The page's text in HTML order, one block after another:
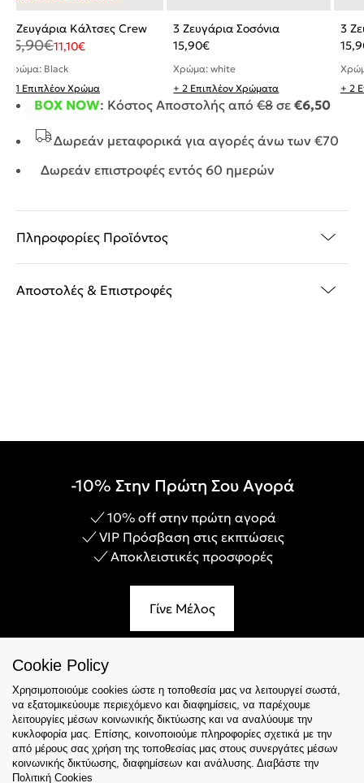
2 Ζευγάρια Κάλτσες Crew
15,90€11,10€
Χρώμα: Black
+ 1 Επιπλέον Χρώμα
3 Ζευγάρια Σοσόνια
15,90€
Χρώμα: white
+ 2 Επιπλέον Χρώματα
3
+ 2
BOX NOW: Κόστος Αποστολής από €8 σε €6,50
Δωρεάν μεταφορικά για αγορές άνω των €70
Δωρεάν επιστροφές εντός 60 ημερών
Πληροφορίες Προϊόντος
Αποστολές & Επιστροφές
-10% Στην Πρώτη Σου Αγορά
10% off στην πρώτη αγορά
VIP Πρόσβαση στις εκπτώσεις
Αποκλειστικές προσφορές
Γίνε Μέλος
Εξυπηρέτηση
Collections
Tips & Guides
Cookie Policy
Χρησιμοποιούμε cookies ώστε η τοποθεσία μας να λειτουργεί σωστά,
να εξατομικεύουμε περιεχόμενο και διαφημίσεις, να παρέχουμε
λειτουργίες μέσων κοινωνικής δικτύωσης και να αναλύουμε την
κυκλοφορία μας. Επίσης, κοινοποιούμε πληροφορίες σχετικά με την
από μέρους σας χρήση της τοποθεσίας μας στους συνεργάτες μέσων
κοινωνικής δικτύωσης, διαφημίσεων και ανάλυσης. Διαβάστε την
Πολιτική Cookies